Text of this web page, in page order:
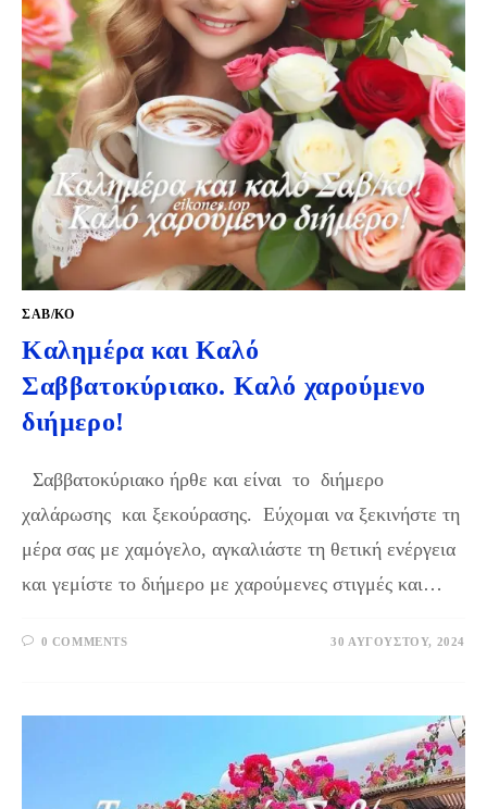
ΣΑΒ/ΚΟ
Καλημέρα και Καλό
Σαββατοκύριακο. Καλό χαρούμενο
διήμερο!
Σαββατοκύριακο ήρθε και είναι το διήμερο
χαλάρωσης και ξεκούρασης. Εύχομαι να ξεκινήστε τη
μέρα σας με χαμόγελο, αγκαλιάστε τη θετική ενέργεια
και γεμίστε το διήμερο με χαρούμενες στιγμές και…
0 COMMENTS 30 ΑΥΓΟΎΣΤΟΥ, 2024